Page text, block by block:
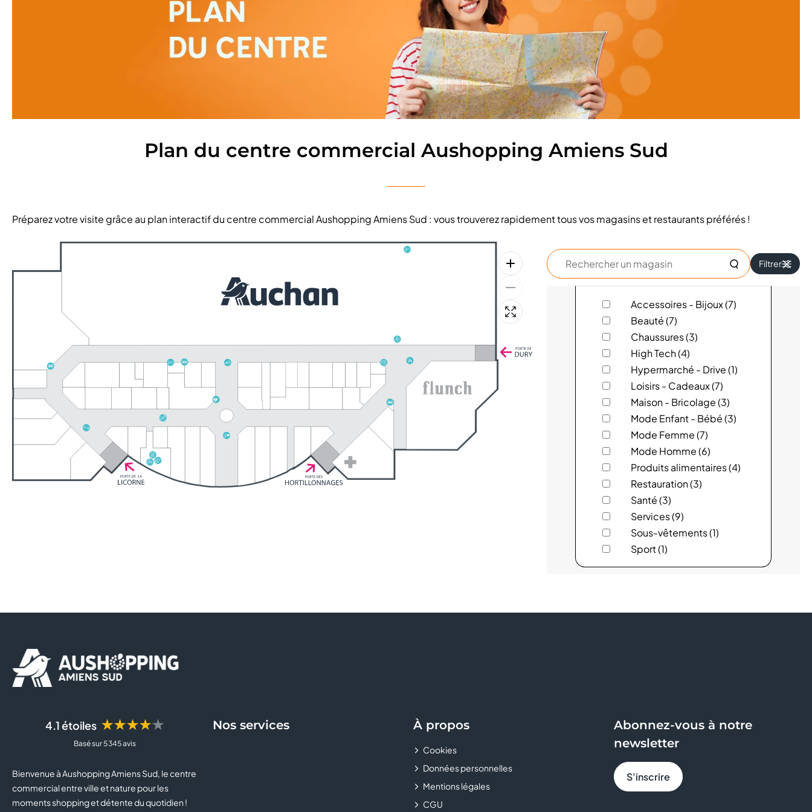
Plan du centre commercial Aushopping Amiens Sud
Préparez votre visite grâce au plan interactif du centre commercial Aushopping Amiens Sud : vous trouverez rapidement tous vos magasins et restaurants préférés !
Rechercher
un
magasin
Filtrer
5ASEC
ADOPT
ATOL LES OPTICIENS
AUCHAN
CHIC ET CHOC
DARJEELING LINGERIE
DEVRED 1902
DIEGO DENIM SHOP
DONUTS AND DONUTS
FREE
HISTOIRE D'OR
JEAN TROGNEUX
Accessoires - Bijoux (7)
Beauté (7)
Chaussures (3)
High Tech (4)
Hypermarché - Drive (1)
Loisirs - Cadeaux (7)
Maison - Bricolage (3)
Mode Enfant - Bébé (3)
Mode Femme (7)
Mode Homme (6)
Produits alimentaires (4)
Restauration (3)
Santé (3)
Services (9)
Sous-vêtements (1)
Sport (1)
4.1 étoiles ★★★★★
Basé sur 5 345 avis
Bienvenue à Aushopping Amiens Sud, le centre
commercial entre ville et nature pour les
moments shopping et détente du quotidien !
Nos services À propos
Cookies
Données personnelles
Mentions légales
CGU
Abonnez-vous à notre
newsletter
S'inscrire